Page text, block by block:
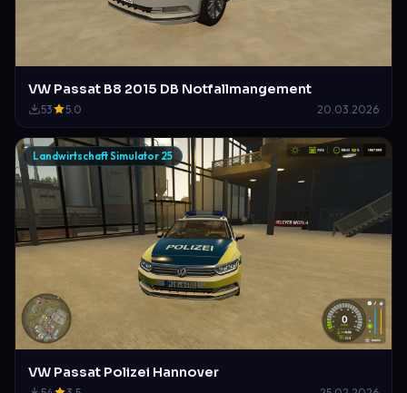
VW Passat B8 2015 DB Notfallmangement
53 5.0 20.03.2026
Landwirtschaft Simulator 25
VW Passat Polizei Hannover